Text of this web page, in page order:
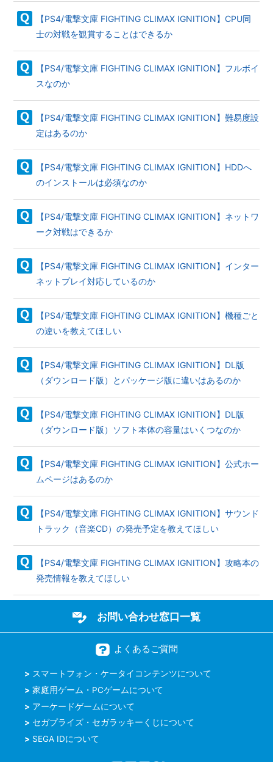
【PS4/電撃文庫 FIGHTING CLIMAX IGNITION】CPU同
士の対戦を観賞することはできるか
【PS4/電撃文庫 FIGHTING CLIMAX IGNITION】フルボイ
スなのか
【PS4/電撃文庫 FIGHTING CLIMAX IGNITION】難易度設
定はあるのか
【PS4/電撃文庫 FIGHTING CLIMAX IGNITION】HDDへ
のインストールは必須なのか
【PS4/電撃文庫 FIGHTING CLIMAX IGNITION】ネットワ
ーク対戦はできるか
【PS4/電撃文庫 FIGHTING CLIMAX IGNITION】インター
ネットプレイ対応しているのか
【PS4/電撃文庫 FIGHTING CLIMAX IGNITION】機種ごと
の違いを教えてほしい
【PS4/電撃文庫 FIGHTING CLIMAX IGNITION】DL版
（ダウンロード版）とパッケージ版に違いはあるのか
【PS4/電撃文庫 FIGHTING CLIMAX IGNITION】DL版
（ダウンロード版）ソフト本体の容量はいくつなのか
【PS4/電撃文庫 FIGHTING CLIMAX IGNITION】公式ホー
ムページはあるのか
【PS4/電撃文庫 FIGHTING CLIMAX IGNITION】サウンド
トラック（音楽CD）の発売予定を教えてほしい
【PS4/電撃文庫 FIGHTING CLIMAX IGNITION】攻略本の
発売情報を教えてほしい
お問い合わせ窓口一覧
よくあるご質問
スマートフォン・ケータイコンテンツについて
家庭用ゲーム・PCゲームについて
アーケードゲームについて
セガプライズ・セガラッキーくじについて
SEGA IDについて